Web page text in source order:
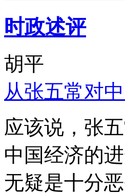
时政述评
胡平
从张五常对
应该说，张
中国经济的
无疑是十分